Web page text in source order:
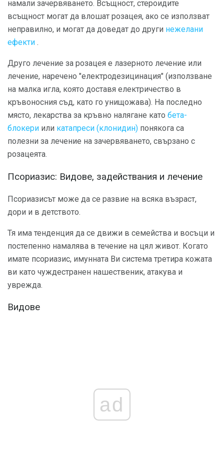
намали зачервяването. Всъщност, стероидите
всъщност могат да влошат розацея, ако се използват
неправилно, и могат да доведат до други нежелани
ефекти .
Друго лечение за розацея е лазерното лечение или
лечение, наречено "електродезицинация" (използване
на малка игла, която доставя електричество в
кръвоносния съд, като го унищожава). На последно
място, лекарства за кръвно налягане като бета-
блокери или катапреси (клонидин) понякога са
полезни за лечение на зачервяването, свързано с
розацеята.
Псориазис: Видове, задействания и лечение
Псориазисът може да се развие на всяка възраст,
дори и в детството.
Тя има тенденция да се движи в семейства и восъци и
постепенно намалява в течение на цял живот. Когато
имате псориазис, имунната Ви система третира кожата
ви като чуждестранен нашественик, атакува и
уврежда.
Видове
ad